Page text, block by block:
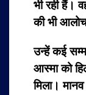
भी रही हैं।
की भी
उन्हें कई
आस्मा को
मिला।